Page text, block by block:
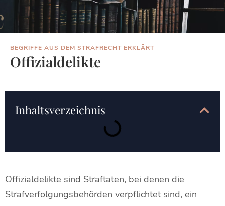
BEGRIFFE AUS DEM STRAFRECHT ERKLÄRT
Offizialdelikte
Inhaltsverzeichnis
Offizialdelikte sind Straftaten, bei denen die
Strafverfolgungsbehörden verpflichtet sind, ein